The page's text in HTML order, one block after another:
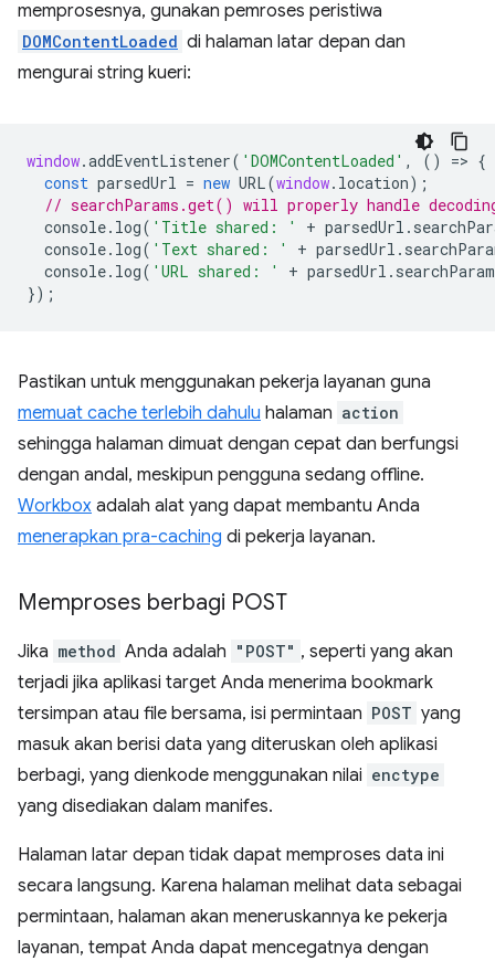
memprosesnya, gunakan pemroses peristiwa
DOMContentLoaded di halaman latar depan dan
mengurai string kueri:
window.addEventListener( 'DOMContentLoaded' , () => {
const parsedUrl = new URL(window. location);
// searchParams.get() will properly handle
console. log( 'Title shared: ' + parsedUrl .
console. log( 'Text shared: ' + parsedUrl .
console. log( 'URL shared: ' + parsedUrl .
});
Pastikan untuk menggunakan pekerja layanan guna
memuat cache terlebih dahulu halaman action
sehingga halaman dimuat dengan cepat dan berfungsi
dengan andal, meskipun pengguna sedang offline.
Workbox adalah alat yang dapat membantu Anda
menerapkan pra-caching di pekerja layanan.
Memproses berbagi POST
Jika method Anda adalah "POST" , seperti yang akan
terjadi jika aplikasi target Anda menerima bookmark
tersimpan atau file bersama, isi permintaan POST yang
masuk akan berisi data yang diteruskan oleh aplikasi
berbagi, yang dienkode menggunakan nilai enctype
yang disediakan dalam manifes.
Halaman latar depan tidak dapat memproses data ini
secara langsung. Karena halaman melihat data sebagai
permintaan, halaman akan meneruskannya ke pekerja
layanan, tempat Anda dapat mencegatnya dengan